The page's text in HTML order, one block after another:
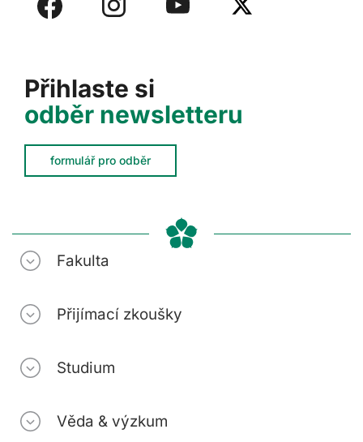
Přihlaste si
odběr newsletteru
formulář pro odběr
Fakulta
Přijímací zkoušky
Studium
Věda & výzkum